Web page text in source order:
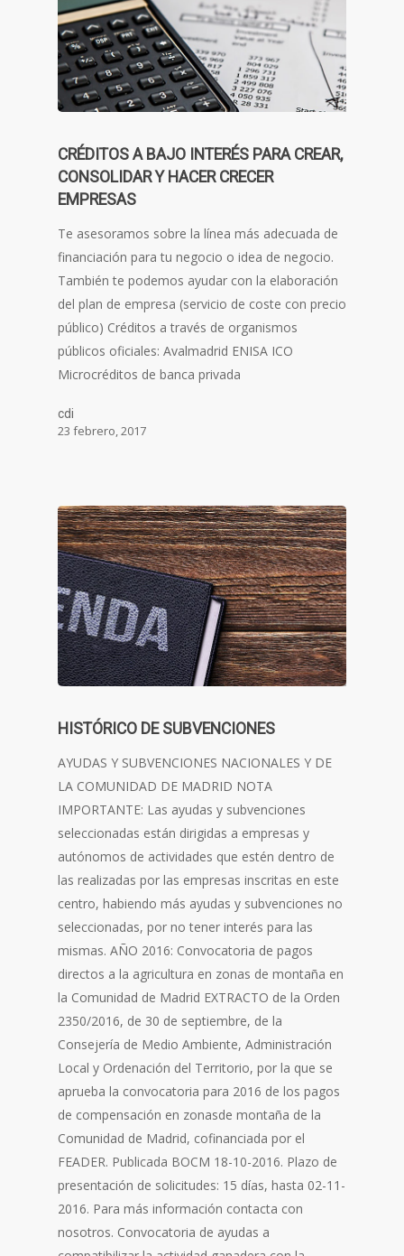
CRÉDITOS A BAJO INTERÉS PARA CREAR,
CONSOLIDAR Y HACER CRECER
EMPRESAS
Te asesoramos sobre la línea más adecuada de
financiación para tu negocio o idea de negocio.
También te podemos ayudar con la elaboración
del plan de empresa (servicio de coste con precio
público) Créditos a través de organismos
públicos oficiales: Avalmadrid ENISA ICO
Microcréditos de banca privada
cdi
23 febrero, 2017
HISTÓRICO DE SUBVENCIONES
AYUDAS Y SUBVENCIONES NACIONALES Y DE
LA COMUNIDAD DE MADRID NOTA
IMPORTANTE: Las ayudas y subvenciones
seleccionadas están dirigidas a empresas y
autónomos de actividades que estén dentro de
las realizadas por las empresas inscritas en este
centro, habiendo más ayudas y subvenciones no
seleccionadas, por no tener interés para las
mismas. AÑO 2016: Convocatoria de pagos
directos a la agricultura en zonas de montaña en
la Comunidad de Madrid EXTRACTO de la Orden
2350/2016, de 30 de septiembre, de la
Consejería de Medio Ambiente, Administración
Local y Ordenación del Territorio, por la que se
aprueba la convocatoria para 2016 de los pagos
de compensación en zonasde montaña de la
Comunidad de Madrid, cofinanciada por el
FEADER. Publicada BOCM 18-10-2016. Plazo de
presentación de solicitudes: 15 días, hasta 02-11-
2016. Para más información contacta con
nosotros. Convocatoria de ayudas a